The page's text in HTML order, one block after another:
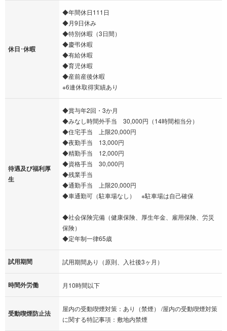
休日･休暇
◆年間休日111日
◆月9日休み
◆特別休暇（3日間）
◆慶弔休暇
◆有給休暇
◆育児休暇
◆産前産後休暇
※6連休取得実績あり
待遇及び福利厚
生
◆賞与年2回・3か月
◆みなし時間外手当 30,000円（14時間相当分）
◆住宅手当 上限20,000円
◆夜勤手当 13,000円
◆精勤手当 12,000円
◆資格手当 30,000円
◆残業手当
◆通勤手当 上限20,000円
◆車通勤可（駐車場なし） ※駐車場は自己確保
◆社会保険完備（健康保険、厚生年金、雇用保険、労災
保険）
◆定年制一律65歳
試用期間 試用期間あり（原則、入社後3ヶ月）
時間外労働 月10時間以下
受動喫煙防止法
屋内の受動喫煙対策：あり（禁煙） /屋内の受動喫煙対策
に関する特記事項：敷地内禁煙